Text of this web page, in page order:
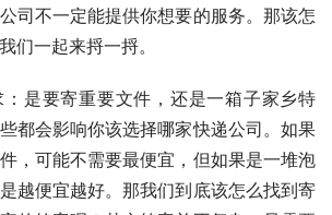
司不一定能提供你想要的服务。那该怎
们一起来捋一捋。
是要寄重要文件，还是一箱子家乡特
都会影响你该选择哪家快递公司。如果
，可能不需要最便宜，但如果是一堆泡
越便宜越好。那我们到底该怎么找到寄